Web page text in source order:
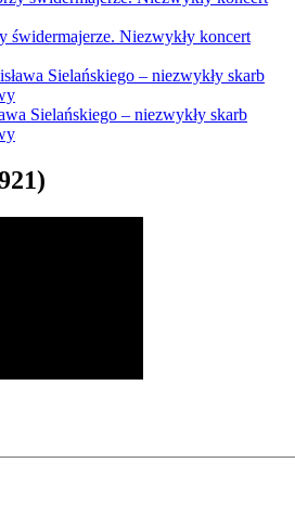
świdermajerze. Niezwykły koncert
Sielańskiego – niezwykły skarb